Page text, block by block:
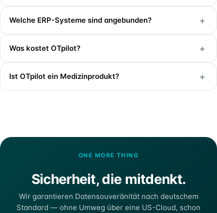
Welche ERP-Systeme sind angebunden? +
Was kostet OTpilot? +
Ist OTpilot ein Medizinprodukt? +
ONE MORE THING
Sicherheit, die mitdenkt.
Wir garantieren Datensouveränität nach deutschem
Standard — ohne Umweg über eine US-Cloud, schon